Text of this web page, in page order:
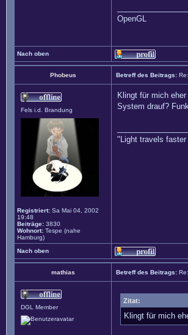
OpenGL
Nach oben
Phobeus Betreff des Beitrags:
Fels i.d. Brandung
Registriert: Sa Mai 04, 2002
19:48
Beiträge: 3830
Wohnort: Tespe (nahe
Hamburg)
Klingt für mich
System drauf?
"Light travels
Nach oben
mathias Betreff des Beitrags:
DGL Member
Zitat:
Klingt für mich